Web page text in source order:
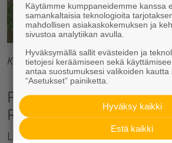
Kuvat (Joutteen niitty): Jarmo
Paahdeketo ja
Renkomäessä
Lahden Renkomäen
Käytämme kumppaneidemme kanssa
samankaltaisia teknologioita
mahdollisen asiakaskokemuksen ja
sivustoa analytiikan avulla.
Hyväksymällä sallit evästeiden ja
tietojesi keräämiseen sekä
antaa suostumuksesi valikoiden kautta
“Asetukset” painiketta.
Hyväksy kaikki
Estä kaikki